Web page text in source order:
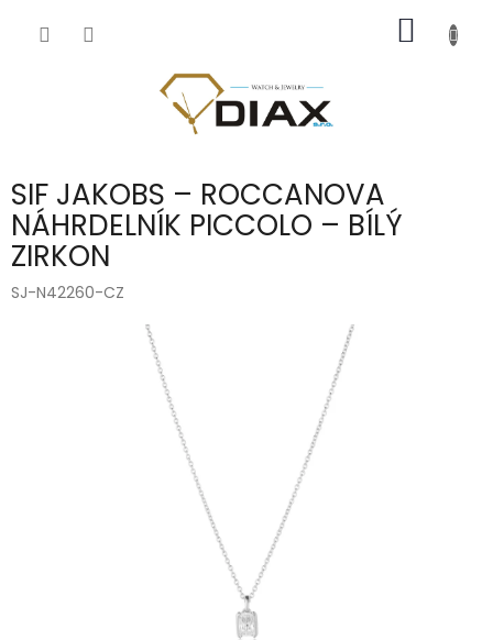
KOŠÍK
SIF JAKOBS – ROCCANOVA
NÁHRDELNÍK PICCOLO – BÍLÝ
ZIRKON
SJ-N42260-CZ